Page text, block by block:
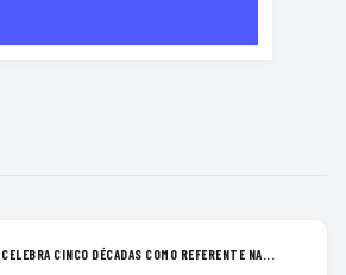
CINCO DÉCADAS COMO REFERENTE NA...